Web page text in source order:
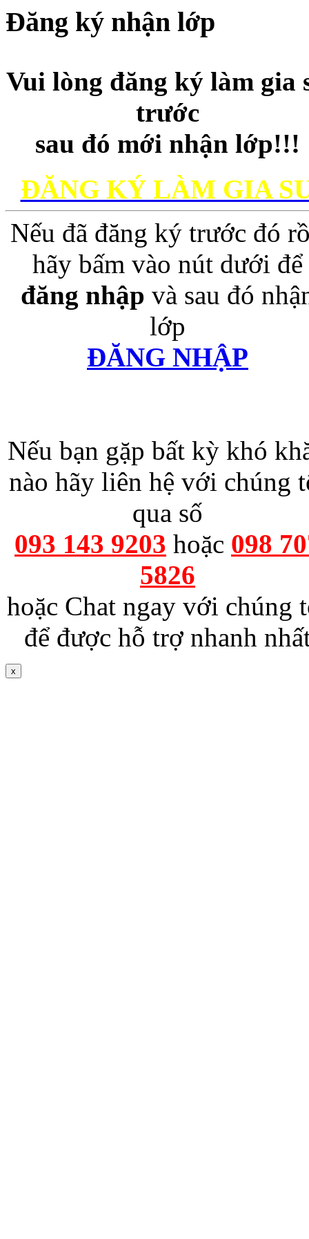
Đăng ký nhận lớp
Vui lòng đăng ký làm gia
trước
sau đó mới nhận lớp!!!
ĐĂNG KÝ LÀM GIA
Nếu đã đăng ký trước đó
hãy bấm vào nút dưới để
đăng nhập và sau đó
lớp
ĐĂNG NHẬP
Nếu bạn gặp bất kỳ khó
nào hãy liên hệ với chúng
qua số
093 143 9203 hoặc 098
5826
hoặc Chat ngay với chúng
để được hỗ trợ nhanh
x